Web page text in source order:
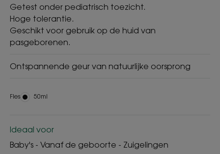
Getest onder pediatrisch toezicht.
Hoge tolerantie.
Geschikt voor gebruik op de huid van
pasgeborenen.
Ontspannende geur van natuurlijke oorsprong
Fles Fles
50ml
Ideaal voor
Baby's - Vanaf de geboorte - Zuigelingen